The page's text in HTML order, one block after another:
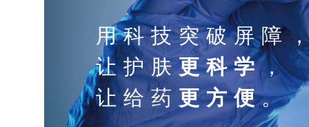
用科技突破屏障
让护肤更科学，
让给药 更方便。